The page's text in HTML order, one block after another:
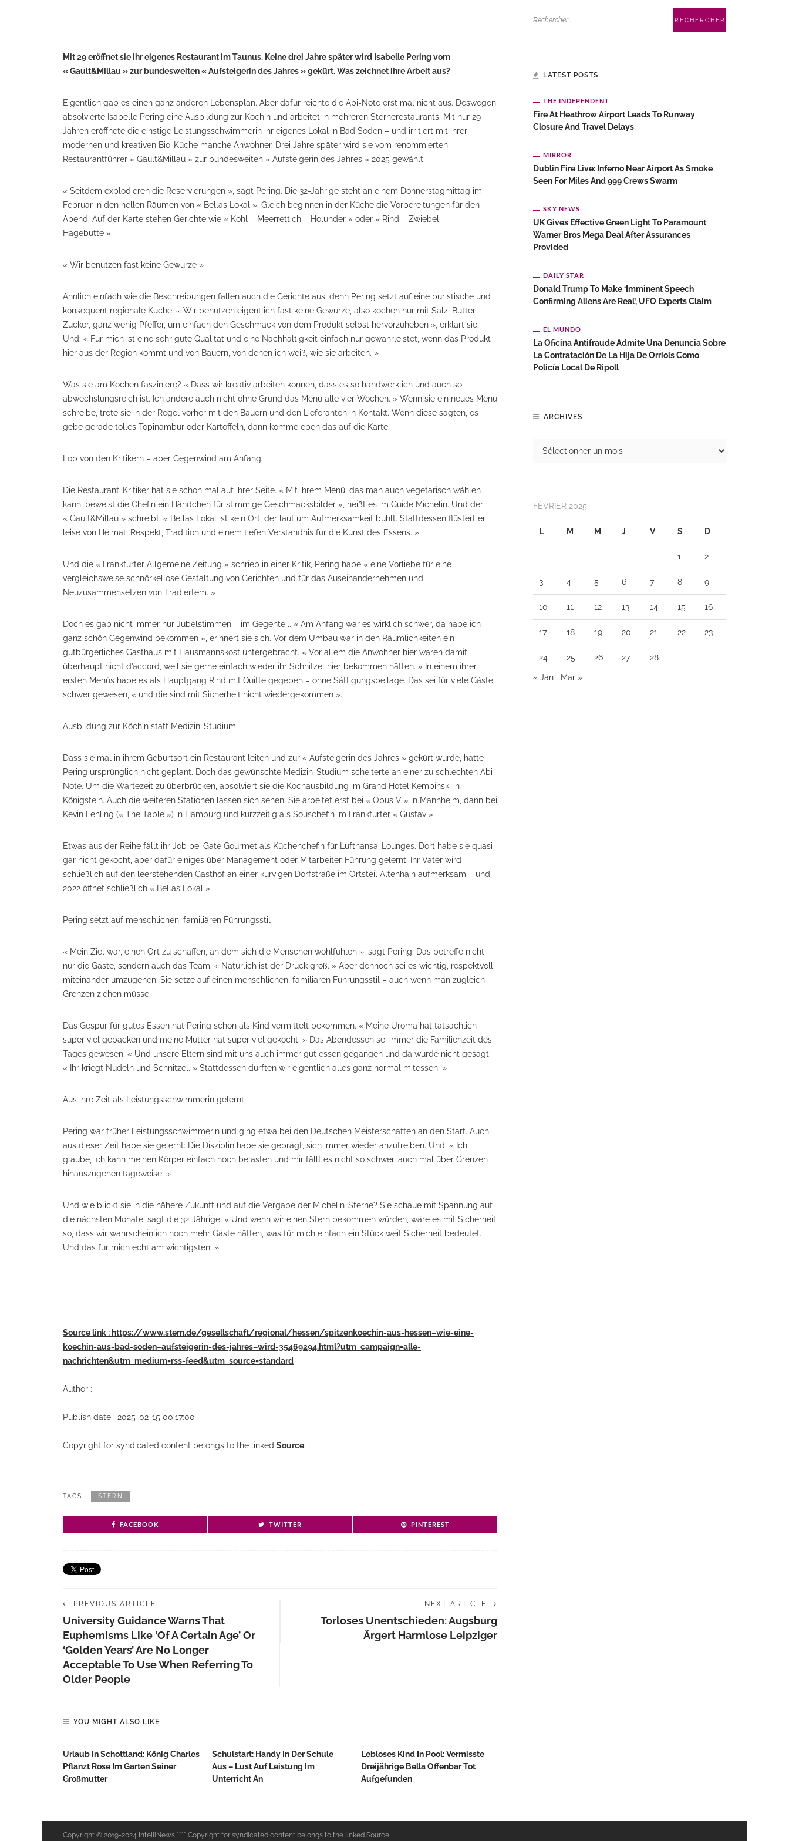
Mit 29 eröffnet sie ihr eigenes Restaurant im Taunus. Keine drei Jahre später wird Isabelle Pering vom
« Gault&Millau » zur bundesweiten « Aufsteigerin des Jahres » gekürt. Was zeichnet ihre Arbeit aus?
Eigentlich gab es einen ganz anderen Lebensplan. Aber dafür reichte die Abi-Note erst mal nicht aus. Deswegen
absolvierte Isabelle Pering eine Ausbildung zur Köchin und arbeitet in mehreren Sternerestaurants. Mit nur 29
Jahren eröffnete die einstige Leistungsschwimmerin ihr eigenes Lokal in Bad Soden – und irritiert mit ihrer
modernen und kreativen Bio-Küche manche Anwohner. Drei Jahre später wird sie vom renommierten
Restaurantführer « Gault&Millau » zur bundesweiten « Aufsteigerin des Jahres » 2025 gewählt.
« Seitdem explodieren die Reservierungen », sagt Pering. Die 32-Jährige steht an einem Donnerstagmittag im
Februar in den hellen Räumen von « Bellas Lokal ». Gleich beginnen in der Küche die Vorbereitungen für den
Abend. Auf der Karte stehen Gerichte wie « Kohl – Meerrettich – Holunder » oder « Rind – Zwiebel –
Hagebutte ».
« Wir benutzen fast keine Gewürze »
Ähnlich einfach wie die Beschreibungen fallen auch die Gerichte aus, denn Pering setzt auf eine puristische und
konsequent regionale Küche. « Wir benutzen eigentlich fast keine Gewürze, also kochen nur mit Salz, Butter,
Zucker, ganz wenig Pfeffer, um einfach den Geschmack von dem Produkt selbst hervorzuheben », erklärt sie.
Und: « Für mich ist eine sehr gute Qualität und eine Nachhaltigkeit einfach nur gewährleistet, wenn das Produkt
hier aus der Region kommt und von Bauern, von denen ich weiß, wie sie arbeiten. »
Was sie am Kochen fasziniere? « Dass wir kreativ arbeiten können, dass es so handwerklich und auch so
abwechslungsreich ist. Ich ändere auch nicht ohne Grund das Menü alle vier Wochen. » Wenn sie ein neues Menü
schreibe, trete sie in der Regel vorher mit den Bauern und den Lieferanten in Kontakt. Wenn diese sagten, es
gebe gerade tolles Topinambur oder Kartoffeln, dann komme eben das auf die Karte.
Lob von den Kritikern – aber Gegenwind am Anfang
Die Restaurant-Kritiker hat sie schon mal auf ihrer Seite. « Mit ihrem Menü, das man auch vegetarisch wählen
kann, beweist die Chefin ein Händchen für stimmige Geschmacksbilder », heißt es im Guide Michelin. Und der
« Gault&Millau » schreibt: « Bellas Lokal ist kein Ort, der laut um Aufmerksamkeit buhlt. Stattdessen flüstert er
leise von Heimat, Respekt, Tradition und einem tiefen Verständnis für die Kunst des Essens. »
Und die « Frankfurter Allgemeine Zeitung » schrieb in einer Kritik, Pering habe « eine Vorliebe für eine
vergleichsweise schnörkellose Gestaltung von Gerichten und für das Aus­einandernehmen und
Neuzusammensetzen von Tradiertem. »
Doch es gab nicht immer nur Jubelstimmen – im Gegenteil. « Am Anfang war es wirklich schwer, da habe ich
ganz schön Gegenwind bekommen », erinnert sie sich. Vor dem Umbau war in den Räumlichkeiten ein
gutbürgerliches Gasthaus mit Hausmannskost untergebracht. « Vor allem die Anwohner hier waren damit
überhaupt nicht d’accord, weil sie gerne einfach wieder ihr Schnitzel hier bekommen hätten. » In einem ihrer
ersten Menüs habe es als Hauptgang Rind mit Quitte gegeben – ohne Sättigungsbeilage. Das sei für viele Gäste
schwer gewesen, « und die sind mit Sicherheit nicht wiedergekommen ».
Ausbildung zur Köchin statt Medizin-Studium
Dass sie mal in ihrem Geburtsort ein Restaurant leiten und zur « Aufsteigerin des Jahres » gekürt wurde, hatte
Pering ursprünglich nicht geplant. Doch das gewünschte Medizin-Studium scheiterte an einer zu schlechten Abi-
Note. Um die Wartezeit zu überbrücken, absolviert sie die Kochausbildung im Grand Hotel Kempinski in
Königstein. Auch die weiteren Stationen lassen sich sehen: Sie arbeitet erst bei « Opus V » in Mannheim, dann bei
Kevin Fehling (« The Table ») in Hamburg und kurzzeitig als Souschefin im Frankfurter « Gustav ».
Etwas aus der Reihe fällt ihr Job bei Gate Gourmet als Küchenchefin für Lufthansa-Lounges. Dort habe sie quasi
gar nicht gekocht, aber dafür einiges über Management oder Mitarbeiter-Führung gelernt. Ihr Vater wird
schließlich auf den leerstehenden Gasthof an einer kurvigen Dorfstraße im Ortsteil Altenhain aufmerksam – und
2022 öffnet schließlich « Bellas Lokal ».
Pering setzt auf menschlichen, familiären Führungsstil
« Mein Ziel war, einen Ort zu schaffen, an dem sich die Menschen wohlfühlen », sagt Pering. Das betreffe nicht
nur die Gäste, sondern auch das Team. « Natürlich ist der Druck groß. » Aber dennoch sei es wichtig, respektvoll
miteinander umzugehen. Sie setze auf einen menschlichen, familiären Führungsstil – auch wenn man zugleich
Grenzen ziehen müsse.
Das Gespür für gutes Essen hat Pering schon als Kind vermittelt bekommen. « Meine Uroma hat tatsächlich
super viel gebacken und meine Mutter hat super viel gekocht. » Das Abendessen sei immer die Familienzeit des
Tages gewesen. « Und unsere Eltern sind mit uns auch immer gut essen gegangen und da wurde nicht gesagt:
« Ihr kriegt Nudeln und Schnitzel. » Stattdessen durften wir eigentlich alles ganz normal mitessen. »
Aus ihre Zeit als Leistungsschwimmerin gelernt
Pering war früher Leistungsschwimmerin und ging etwa bei den Deutschen Meisterschaften an den Start. Auch
aus dieser Zeit habe sie gelernt: Die Disziplin habe sie geprägt, sich immer wieder anzutreiben. Und: « Ich
glaube, ich kann meinen Körper einfach hoch belasten und mir fällt es nicht so schwer, auch mal über Grenzen
hinauszugehen tageweise. »
Und wie blickt sie in die nähere Zukunft und auf die Vergabe der Michelin-Sterne? Sie schaue mit Spannung auf
die nächsten Monate, sagt die 32-Jährige. « Und wenn wir einen Stern bekommen würden, wäre es mit Sicherheit
so, dass wir wahrscheinlich noch mehr Gäste hätten, was für mich einfach ein Stück weit Sicherheit bedeutet.
Und das für mich echt am wichtigsten. »
Source link : https://www.stern.de/gesellschaft/regional/hessen/spitzenkoechin-aus-hessen–wie-eine-
koechin-aus-bad-soden–aufsteigerin-des-jahres–wird-35469294.html?utm_campaign=alle-
nachrichten&utm_medium=rss-feed&utm_source=standard
Author :
Publish date : 2025-02-15 00:17:00
Copyright for syndicated content belongs to the linked Source.
TAGS : STERN
FACEBOOK TWITTER PINTEREST
PREVIOUS ARTICLE
University Guidance Warns That
Euphemisms Like ‘of A Certain Age’ Or
‘golden Years’ Are No Longer
Acceptable To Use When Referring To
Older People
NEXT ARTICLE
Torloses Unentschieden: Augsburg
Ärgert Harmlose Leipziger
YOU MIGHT ALSO LIKE
Urlaub In Schottland: König Charles
Pflanzt Rose Im Garten Seiner
Großmutter
Schulstart: Handy In Der Schule
Aus – Lust Auf Leistung Im
Unterricht An
Lebloses Kind In Pool: Vermisste
Dreijährige Bella Offenbar Tot
Aufgefunden
LATEST POSTS
THE INDEPENDENT
Fire At Heathrow Airport Leads To Runway
Closure And Travel Delays
MIRROR
Dublin Fire Live: Inferno Near Airport As Smoke
Seen For Miles And 999 Crews Swarm
SKY NEWS
UK Gives Effective Green Light To Paramount
Warner Bros Mega Deal After Assurances
Provided
DAILY STAR
Donald Trump To Make ‘imminent Speech
Confirming Aliens Are Real’, UFO Experts Claim
EL MUNDO
La Oficina Antifraude Admite Una Denuncia Sobre
La Contratación De La Hija De Orriols Como
Policía Local De Ripoll
ARCHIVES
FÉVRIER 2025
L M M J V S D
1 2
3 4 5 6 7 8 9
10 11 12 13 14 15 16
17 18 19 20 21 22 23
24 25 26 27 28
« Jan Mar »
Copyright © 2019-2024 IntelliNews **** Copyright for syndicated content belongs to the linked Source